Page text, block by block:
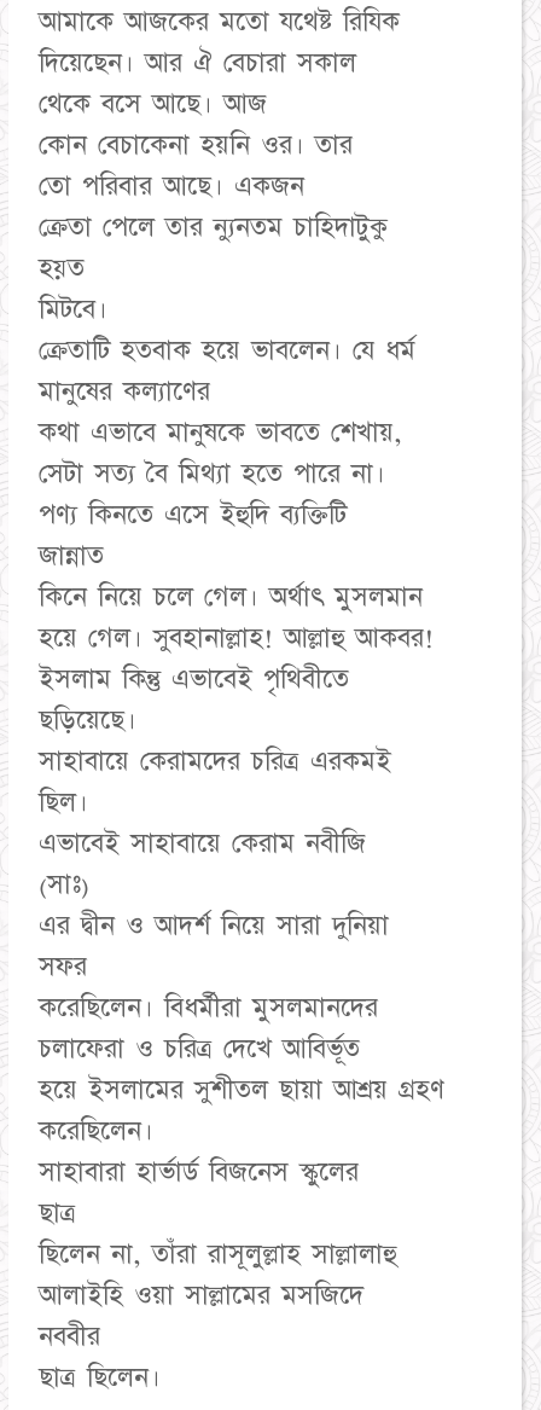
আমাকে আজকের মতো যথেষ্ট রিযিক
দিয়েছেন। আর ঐ বেচারা সকাল
থেকে বসে আছে। আজ
কোন বেচাকেনা হয়নি ওর। তার
তো পরিবার আছে। একজন
ক্রেতা পেলে তার ন্যুনতম চাহিদাটুকু
হয়ত
মিটবে।
ক্রেতাটি হতবাক হয়ে ভাবলেন। যে ধর্ম
মানুষের কল্যাণের
কথা এভাবে মানুষকে ভাবতে শেখায়,
সেটা সত্য বৈ মিথ্যা হতে পারে না।
পণ্য কিনতে এসে ইহুদি ব্যক্তিটি
জান্নাত
কিনে নিয়ে চলে গেল। অর্থাৎ মুসলমান
হয়ে গেল। সুবহানাল্লাহ! আল্লাহু আকবর!
ইসলাম কিন্তু এভাবেই পৃথিবীতে
ছড়িয়েছে।
সাহাবায়ে কেরামদের চরিত্র এরকমই
ছিল।
এভাবেই সাহাবায়ে কেরাম নবীজি
(সাঃ)
এর দ্বীন ও আদর্শ নিয়ে সারা দুনিয়া
সফর
করেছিলেন। বিধর্মীরা মুসলমানদের
চলাফেরা ও চরিত্র দেখে আবির্ভূত
হয়ে ইসলামের সুশীতল ছায়া আশ্রয় গ্রহণ
করেছিলেন।
সাহাবারা হার্ভার্ড বিজনেস স্কুলের
ছাত্র
ছিলেন না, তাঁরা রাসূলুল্লাহ সাল্লালাহু
আলাইহি ওয়া সাল্লামের মসজিদে
নববীর
ছাত্র ছিলেন।